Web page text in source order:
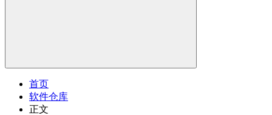
首页
软件仓库
正文